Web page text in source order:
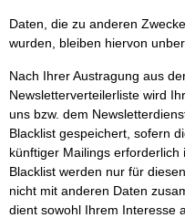
Daten, die zu anderen
wurden, bleiben hiervon
Nach Ihrer Austragung aus
Newsletterverteilerliste wird
uns bzw. dem
Blacklist gespeichert, sofern
künftiger Mailings erforderlich
Blacklist werden nur für
nicht mit anderen Daten
dient sowohl Ihrem Interesse